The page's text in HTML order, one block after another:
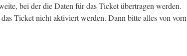
bei der die Daten für das Ticket übertragen werden.
Ticket nicht aktiviert werden. Dann bitte alles von vorn